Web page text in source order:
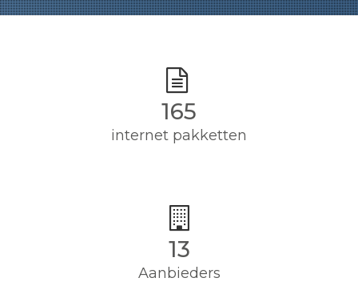
165
internet pakketten
13
Aanbieders